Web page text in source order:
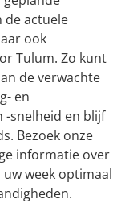
de actuele
ook
Tulum. Zo kunt
de verwachte
en
snelheid en blijf
Bezoek onze
informatie over
week optimaal